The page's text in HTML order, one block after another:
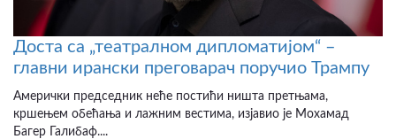
Доста са „театралном дипломатијом“ –
главни ирански преговарач поручио Трампу
Амерички председник неће постићи ништа претњама,
кршењем обећања и лажним вестима, изјавио је Мохамад
Багер Галибаф....